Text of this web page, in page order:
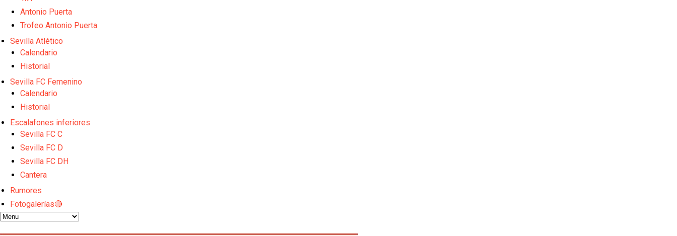
Djibril Sow pone rumbo a Italia para firmar su nuevo contrato con el Genoa
Kochorashvili, seria opción para reforzar el centro del campo sevillista
Sow muy cerca de cerrar su traspaso al Genoa
Oso es el siguiente en la lista para salir
Banquillos confirmados: así queda la cantera del Sevilla Femenino para la 2026/27
Antonio Puerta
Trofeo Antonio Puerta
Sevilla Atlético
Calendario
Historial
Sevilla FC Femenino
Calendario
Historial
Escalafones inferiores
Sevilla FC C
Sevilla FC D
Sevilla FC DH
Cantera
Rumores
Fotogalerías🔴